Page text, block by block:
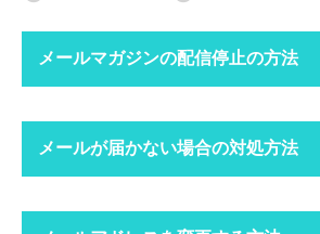
メールマガジンの配信停止の方法
ってください。
配信停止までに2〜3営業日ほどかかる場合
メールが届かない場合の対処方法